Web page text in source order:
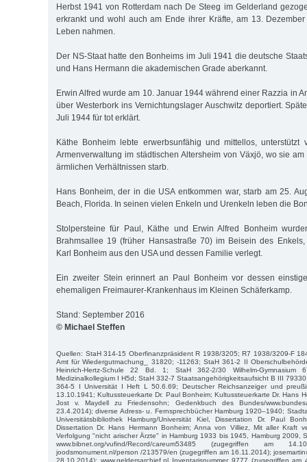
Herbst 1941 von Rotterdam nach De Steeg im Gelderland
erkrankt und wohl auch am Ende ihrer Kräfte, am 13.
Leben nahmen.
Der NS-Staat hatte den Bonheims im Juli 1941 die deutsche
und Hans Hermann die akademischen Grade aberkannt.
Erwin Alfred wurde am 10. Januar 1944 während einer Razzia in
über Westerbork ins Vernichtungslager Auschwitz deportiert.
Juli 1944 für tot erklärt.
Käthe Bonheim lebte erwerbsunfähig und mittellos, unterstützt
Armenverwaltung im städtischen Altersheim von Växjö, wo sie
ärmlichen Verhältnissen starb.
Hans Bonheim, der in die USA entkommen war, starb am 25.
Beach, Florida. In seinen vielen Enkeln und Urenkeln leben die
Stolpersteine für Paul, Käthe und Erwin Alfred Bonheim
Brahmsallee 19 (früher Hansastraße 70) im Beisein des Enkels,
Karl Bonheim aus den USA und dessen Familie verlegt.
Ein zweiter Stein erinnert an Paul Bonheim vor dessen
ehemaligen Freimaurer-Krankenhaus im Kleinen Schäferkamp.
Stand: September 2016
© Michael Steffen
Quellen: StaH 314-15 Oberfinanzpräsident R 1938/3205; R7 1938/3209-F
Amt für Wiedergutmachung_ 31820; -11263; StaH 361-2 II
Heinrich-Hertz-Schule 22 Bd. 1; StaH 362-2/30 Wilhelm-
Medizinalkollegium I H5d; StaH 332-7 Staatsangehörigkeitsaufsicht B III
364-5 I Universität I Heft L 50.6.69; Deutscher Reichsanzeiger und
13.10.1941; Kultussteuerkarte Dr. Paul Bonheim; Kultussteuerkarte Dr. Hans
Jost v. Maydell zu Friedensohn; Gedenkbuch des Bundes/
23.4.2014); diverse Adress- u. Fernsprechbücher Hamburg 1920–1940;
Universitätsbibliothek Hamburg/Universität Kiel, Dissertation Dr. Paul
Dissertation Dr. Hans Hermann Bonheim; Anna von Villiez, Mit aller Kraft
Verfolgung "nicht arischer Ärzte" in Hamburg 1933 bis 1945, Hamburg 2009,
www.bibnet.org/vufind/Record/careum53485 (zugegriffen am
joodsmonument.nl/person /213579/en (zugegriffen am 16.11.2014);
28.10.2014); www.geldersarchief.nl Inventarisnummer 9777 (zugegriffen am